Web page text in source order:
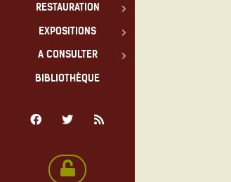
RESTAURATION
EXPOSITIONS
A CONSULTER
BIBLIOTHÈQUE